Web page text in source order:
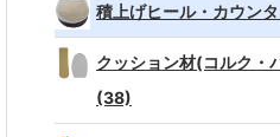
積上げヒール・カウン
クッション材(コルク・
(38)